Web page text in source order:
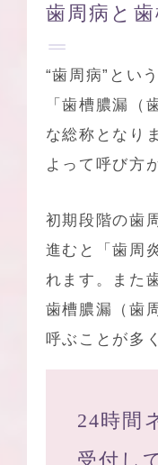
歯周病と
“歯周病”とい
「歯槽膿漏（
な総称となり
よって呼び方
初期段階の歯
進むと「歯周
れます。また
歯槽膿漏（歯
呼ぶことが多
24時間
受付し